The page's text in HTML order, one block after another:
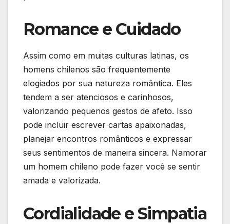
Romance e Cuidado
Assim como em muitas culturas latinas, os
homens chilenos são frequentemente
elogiados por sua natureza romântica. Eles
tendem a ser atenciosos e carinhosos,
valorizando pequenos gestos de afeto. Isso
pode incluir escrever cartas apaixonadas,
planejar encontros românticos e expressar
seus sentimentos de maneira sincera. Namorar
um homem chileno pode fazer você se sentir
amada e valorizada.
Cordialidade e Simpatia